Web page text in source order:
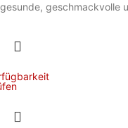
gesunde, geschmackvolle